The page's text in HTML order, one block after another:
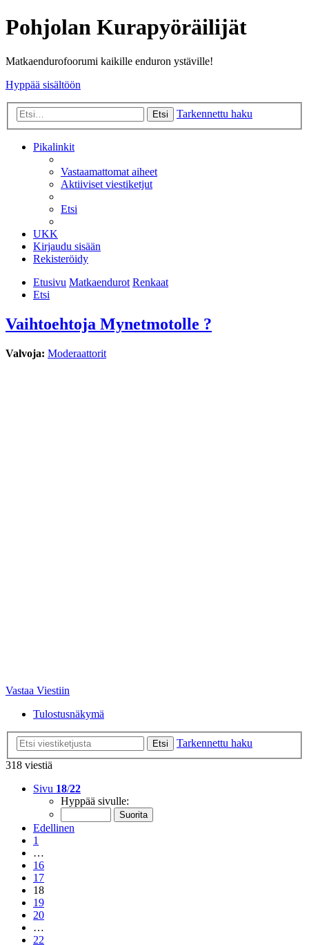
Pohjolan Kurapyöräilijät
Matkaendurofoorumi kaikille enduron ystäville!
Hyppää sisältöön
Etsi Tarkennettu haku
Pikalinkit
Vastaamattomat aiheet
Aktiiviset viestiketjut
Etsi
UKK
Kirjaudu sisään
Rekisteröidy
Etusivu Matkaendurot Renkaat
Etsi
Vaihtoehtoja Mynetmotolle ?
Valvoja: Moderaattorit
Vastaa Viestiin
Tulostusnäkymä
Etsi
Tarkennettu haku
318 viestiä
Sivu 18/22
Hyppää sivulle:
Edellinen
1
…
16
17
18
19
20
…
22